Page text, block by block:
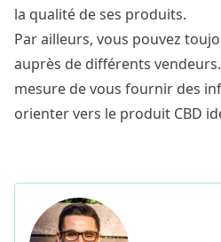
la qualité de ses produits.
Par ailleurs, vous pouvez
auprès de différents
mesure de vous fournir des
orienter vers le produit CBD